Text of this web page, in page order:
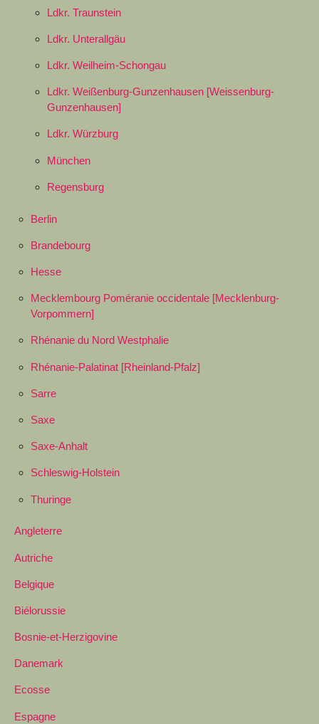
Ldkr. Traunstein
Ldkr. Unterallgäu
Ldkr. Weilheim-Schongau
Ldkr. Weißenburg-Gunzenhausen [Weissenburg-
Gunzenhausen]
Ldkr. Würzburg
München
Regensburg
Berlin
Brandebourg
Hesse
Mecklembourg Poméranie occidentale [Mecklenburg-
Vorpommern]
Rhénanie du Nord Westphalie
Rhénanie-Palatinat [Rheinland-Pfalz]
Sarre
Saxe
Saxe-Anhalt
Schleswig-Holstein
Thuringe
Angleterre
Autriche
Belgique
Biélorussie
Bosnie-et-Herzigovine
Danemark
Ecosse
Espagne